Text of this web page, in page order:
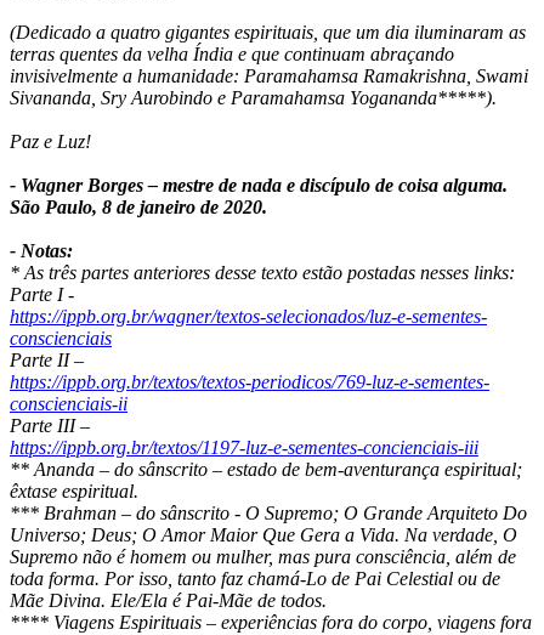
(Dedicado a quatro gigantes espirituais, que um dia iluminaram as
terras quentes da velha Índia e que continuam abraçando
invisivelmente a humanidade: Paramahamsa Ramakrishna, Swami
Sivananda, Sry Aurobindo e Paramahamsa Yogananda*****).
Paz e Luz!
- Wagner Borges – mestre de nada e discípulo de coisa alguma.
São Paulo, 8 de janeiro de 2020.
- Notas:
* As três partes anteriores desse texto estão postadas nesses links:
Parte I -
https://ippb.org.br/wagner/textos-selecionados/luz-e-sementes-
conscienciais
Parte II –
https://ippb.org.br/textos/textos-periodicos/769-luz-e-sementes-
conscienciais-ii
Parte III –
https://ippb.org.br/textos/1197-luz-e-sementes-concienciais-iii
** Ananda – do sânscrito – estado de bem-aventurança espiritual;
êxtase espiritual.
*** Brahman – do sânscrito - O Supremo; O Grande Arquiteto Do
Universo; Deus; O Amor Maior Que Gera a Vida. Na verdade, O
Supremo não é homem ou mulher, mas pura consciência, além de
toda forma. Por isso, tanto faz chamá-Lo de Pai Celestial ou de
Mãe Divina. Ele/Ela é Pai-Mãe de todos.
**** Viagens Espirituais – experiências fora do corpo, viagens fora